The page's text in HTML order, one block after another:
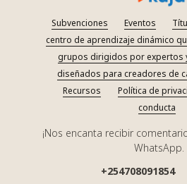
Subvenciones Eventos
centro de aprendizaje dinámico
grupos dirigidos por expertos
diseñados para creadores de
Recursos
Política de
conducta
¡Nos encanta recibir
WhatsApp.
+254708091854